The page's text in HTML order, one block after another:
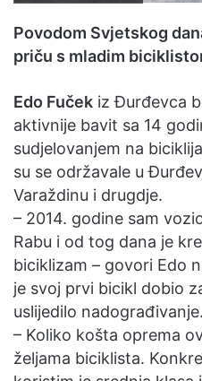
Povodom Svjetskog
priču s mladim
Edo Fuček iz Đurđevca
aktivnije bavit sa 14
sudjelovanjem na
su se održavale u
Varaždinu i drugdje.
– 2014. godine sam
Rabu i od tog dana je
biciklizam – govori Edo
je svoj prvi bicikl dobio
uslijedilo nadograđivanje.
– Koliko košta oprema
željama biciklista.